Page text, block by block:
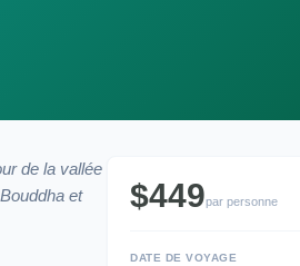
de la vallée
et
$449par personne
DATE DE VOYAGE